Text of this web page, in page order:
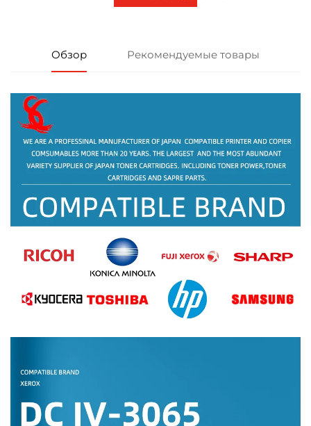
Обзор Рекомендуемые товары